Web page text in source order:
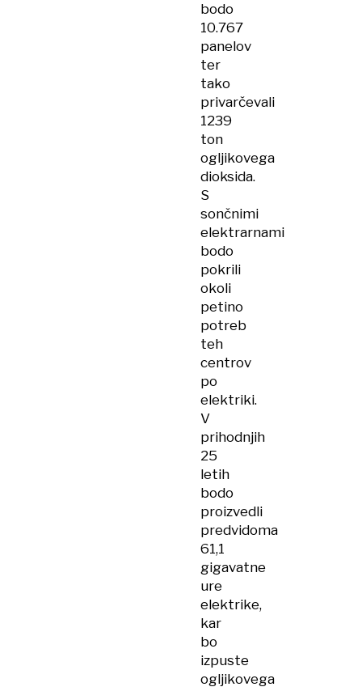
bodo
10.767
panelov
ter
tako
privarčevali
1239
ton
ogljikovega
dioksida.
S
sončnimi
elektrarnami
bodo
pokrili
okoli
petino
potreb
teh
centrov
po
elektriki.
V
prihodnjih
25
letih
bodo
proizvedli
predvidoma
61,1
gigavatne
ure
elektrike,
kar
bo
izpuste
ogljikovega